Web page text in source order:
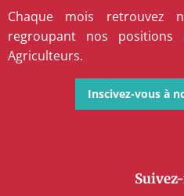
Chaque mois retrouvez
regroupant nos positions
Agriculteurs.
Inscivez-vous à